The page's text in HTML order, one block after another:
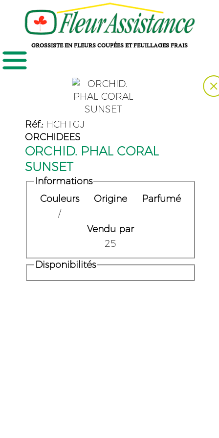
GROSSISTE EN FLEURS COUPÉES ET FEUILLAGES FRAIS
Réf.: HCH1GJ
ORCHIDEES
ORCHID. PHAL CORAL
SUNSET
Informations
Couleurs
Origine
Parfumé
/
Vendu par
25
Disponibilités